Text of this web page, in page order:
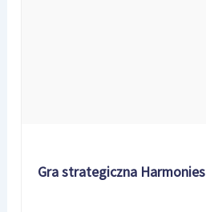
Gra strategiczna Harmonies